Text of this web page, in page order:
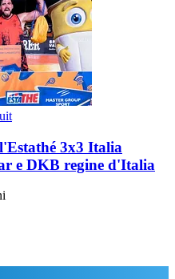
3x3 Italia
e DKB regine d'Italia